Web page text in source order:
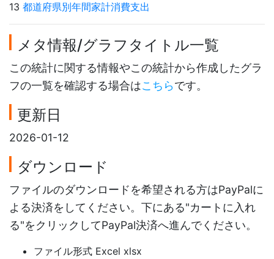
13 都道府県別年間家計消費支出
メタ情報/グラフタイトル一覧
この統計に関する情報やこの統計から作成したグラ
フの一覧を確認する場合はこちらです。
更新日
2026-01-12
ダウンロード
ファイルのダウンロードを希望される方はPayPalに
よる決済をしてください。下にある"カートに入れ
る"をクリックしてPayPal決済へ進んでください。
ファイル形式 Excel xlsx